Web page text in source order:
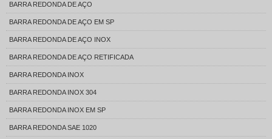
BARRA REDONDA DE AÇO
BARRA REDONDA DE AÇO EM SP
BARRA REDONDA DE AÇO INOX
BARRA REDONDA DE AÇO RETIFICADA
BARRA REDONDA INOX
BARRA REDONDA INOX 304
BARRA REDONDA INOX EM SP
BARRA REDONDA SAE 1020